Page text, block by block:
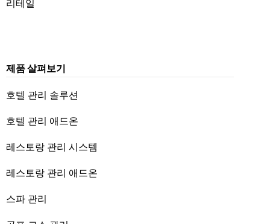
리테일
제품 살펴보기
호텔 관리 솔루션
호텔 관리 애드온
레스토랑 관리 시스템
레스토랑 관리 애드온
스파 관리